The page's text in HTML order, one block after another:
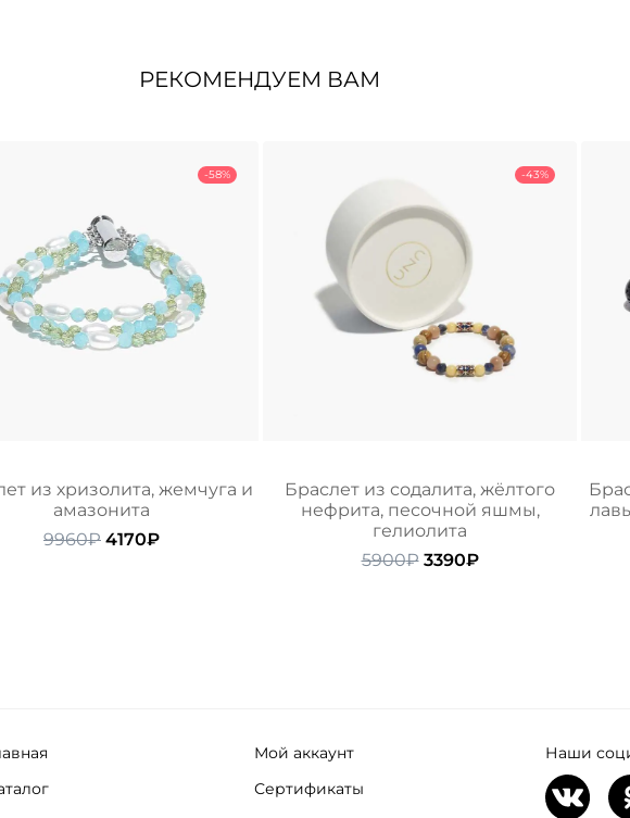
РЕКОМЕНДУЕМ ВАМ
-58%
из хризолита, жемчуга и
амазонита
9960₽ Первоначальная
4170₽Текущая
-43%
Браслет из содалита, жёлтого
нефрита, песочной яшмы,
гелиолита
5900₽ Первоначальная
3390₽Текущая
Мой аккаунт
Сертификаты
Наши